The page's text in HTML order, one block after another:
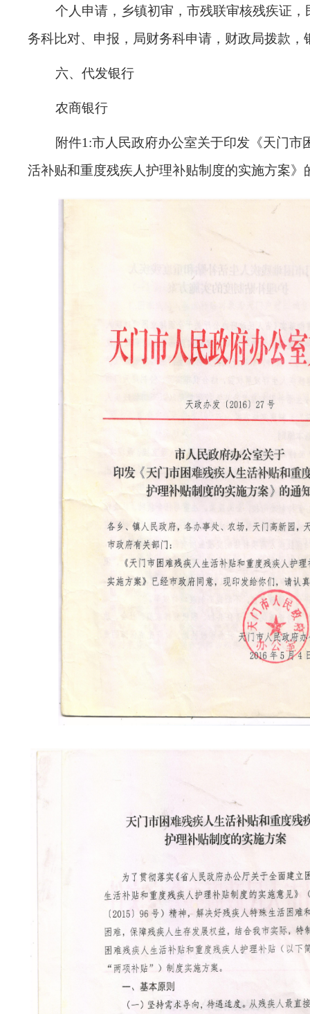
个人申请，乡镇初审，市残联审核残疾证，
务科比对、申报，局财务科申请，财政局拨款，
六、代发银行
农商银行
附件1 :市人民政府办公室关于印发《天门市
活补贴和重度残疾人护理补贴制度的实施方案》